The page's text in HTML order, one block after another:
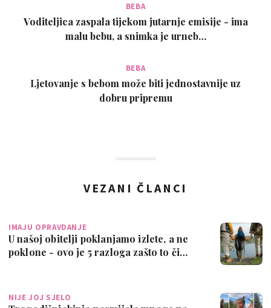
BEBA
Voditeljica zaspala tijekom jutarnje emisije - ima
malu bebu, a snimka je urneb…
BEBA
Ljetovanje s bebom može biti jednostavnije uz
dobru pripremu
VEZANI ČLANCI
IMAJU OPRAVDANJE
U našoj obitelji poklanjamo izlete, a ne
poklone - ovo je 5 razloga zašto to či…
NIJE JOJ SJELO